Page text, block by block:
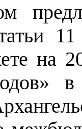
на
в